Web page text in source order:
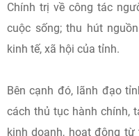
Chính trị về công tác
cuộc sống; thu hút
kinh tế, xã hội của tỉnh.
Bên cạnh đó, lãnh đạo
cách thủ tục hành chính,
kinh doanh, hoạt động